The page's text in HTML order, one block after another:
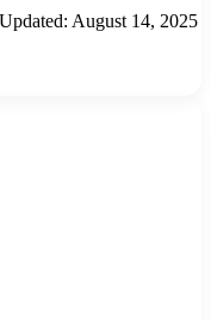
August 14, 2025